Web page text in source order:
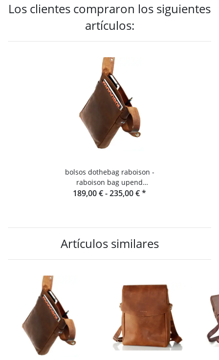
Los clientes compraron los siguientes
artículos:
bolsos dothebag raboison -
raboison bag upend
formato vertical toro
189,00 € -235,00 €*
Artículos similares